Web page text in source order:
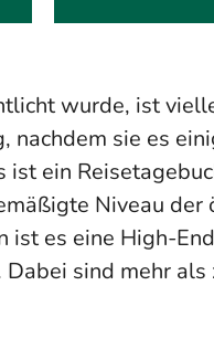
wurde, ist
sie es
ein
Niveau
es eine High-
sind mehr